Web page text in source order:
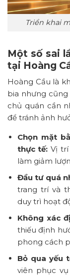
Triển khai
Một số sai
tại Hoàng
Hoàng Cầu là
bia nhưng cũng
chủ quán cần
để tránh ảnh
Chọn mặt
thực tế: Vị
làm giảm
Đầu tư quá
trang trí và
duy trì hoạt
Không xác
thiếu định
phong cách
Bỏ qua yếu
viên phục